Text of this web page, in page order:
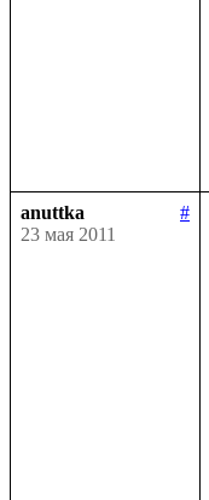
anuttka
#
23 мая 2011